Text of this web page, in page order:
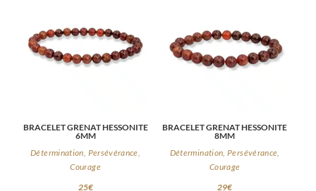
BRACELET GRENAT HESSONITE
6MM
Détermination, Persévérance,
Courage
25€
BRACELET GRENAT HESSONITE
8MM
Détermination, Persévérance,
Courage
29€